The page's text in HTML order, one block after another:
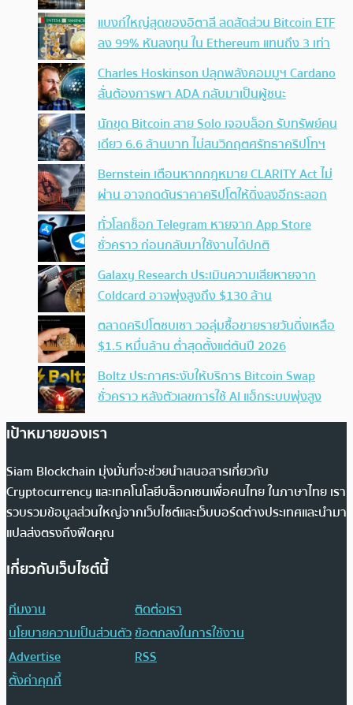
แบงก์ใหญ่สุดของอิตาลี ลดสัดส่วน Bitcoin ETF
ลง 99% หันลงทุน ใน Ethereum แทนถึง 3 เท่า
Charles Hoskinson ปลุกพลังคอมมูฯ Cardano
ลั่นต้องการพา ADA กลับมาเป็นผู้ชนะ
นักขุด Bitcoin สาย Solo เจอบล็อก รับทรัพย์คน
เดียว 6.6 ล้านบาท ไม่สนวิกฤตศรัทธาคริปโทฯ
Bernstein เตือนหากกฎหมาย CLARITY Act ไม่
ผ่าน อาจกดดันราคาคริปโตให้ดิ่งลงอีกระลอก
ทั่วโลกช็อก Telegram หายจาก App Store
ชั่วคราว ก่อนกลับมาใช้งานได้ปกติ
Galaxy Research ประเมินความเสียหายจาก
Coldcard อาจพุ่งสูงถึง $130 ล้าน
ตลาดคริปโตซบเซา วอลุ่มซื้อขายรายวันดิ่งเหลือ
$1.5 หมื่นล้าน ต่ำสุดตั้งแต่ต้นปี 2026
Boltz ประกาศระงับให้บริการ Bitcoin Swap
ชั่วคราว หลังตัวเลขการใช้ AI แฮ็กระบบพุ่งสูง
เป้าหมายของเรา
Siam Blockchain มุ่งมั่นที่จะช่วยนำเสนอสารเกี่ยวกับ
Cryptocurrency และเทคโนโลยีบล็อกเชนเพื่อคนไทย ในภาษาไทย เรา
รวบรวมข้อมูลส่วนใหญ่จากเว็บไซต์และเว็บบอร์ดต่างประเทศและนำมา
แปลส่งตรงถึงฟีดคุณ
เกี่ยวกับเว็บไซต์นี้
ทีมงาน
ติดต่อเรา
นโยบายความเป็นส่วนตัวข้อตกลงในการใช้งาน
Advertise
RSS
ตั้งค่าคุกกี้